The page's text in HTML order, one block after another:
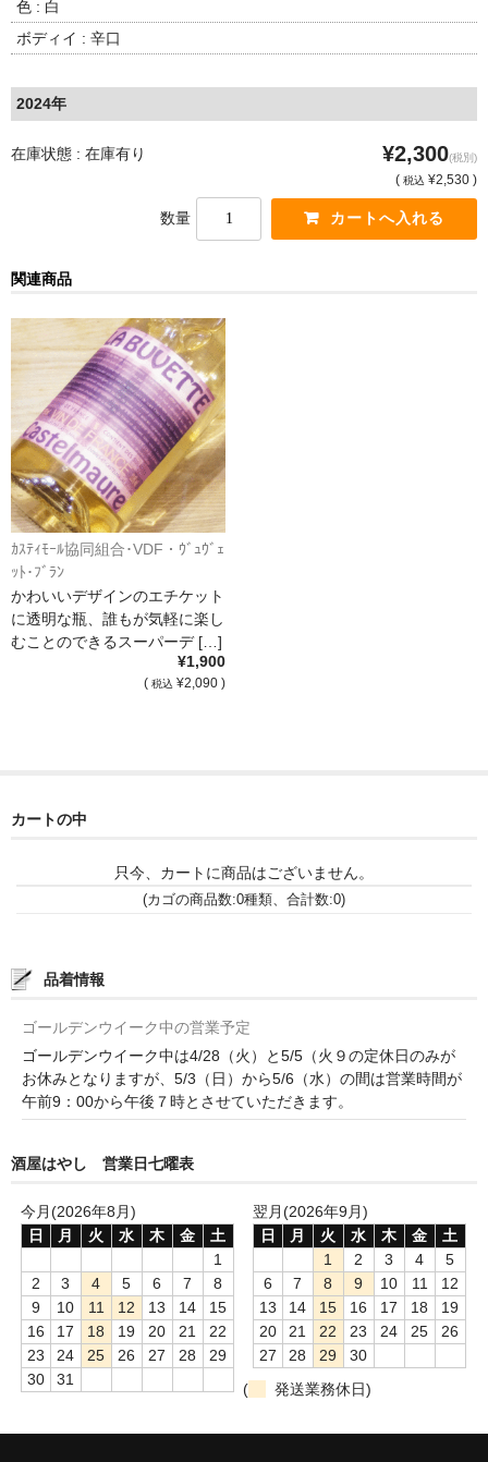
France Champagne /ﾌﾗﾝｽ・ｼｬﾝﾊﾟｰﾆｭ
France Bourgogone/ﾌﾗﾝｽ･ﾌﾞﾙｺﾞｰﾆｭ
Pattes Loup（ﾊﾟｯﾄ・ﾙｰ）
Roblet Monnot（ﾛﾌﾞﾚ･ﾓﾉ）
France Cotes du Rhone /ﾌﾗﾝｽ･ｺｰﾄ･ﾃﾞｭ･ﾛｰﾇ
Les Vignerons d’Estezargues（ｴｽﾃｻﾞﾙｸﾞ協同組合）
Les Champs Libres（ﾚ･ｼｬﾝ･ﾘｰﾌﾞﾙ）
France Languedoc Roussillon / ﾗﾝｸﾞ･ﾄﾞｯｸ･ﾙｰｼｮﾝ
Mas Bres（ﾏｽ･ﾌﾞﾚｽ）
France Loire/ﾌﾗﾝｽ・ﾛﾜｰﾙ
和-リキュール
ひやおろし
たまり
キッコウトミ
南蔵商店
色 : 白
ボディイ : 辛口
2024年
在庫状態 : 在庫有り ¥2,300(税別)
( 税込 ¥2,530 )
数量
関連商品
ｶｽﾃｨﾓｰﾙ協同組合･VDF・ｳﾞｭｳﾞｪ
ｯﾄ･ﾌﾞﾗﾝ
かわいいデザインのエチケット
に透明な瓶、誰もが気軽に楽し
むことのできるスーパーデ […]
¥1,900
( 税込 ¥2,090 )
カートの中
只今、カートに商品はございません。
(カゴの商品数:0種類、合計数:0)
品着情報
ゴールデンウイーク中の営業予定
ゴールデンウイーク中は4/28（火）と5/5（火９の定休日のみが
お休みとなりますが、5/3（日）から5/6（水）の間は営業時間が
午前9：00から午後７時とさせていただきます。
酒屋はやし 営業日七曜表
今月(2026年8月)
日
月 火 水 木 金
土
1
2
3 4 5 6 7
8
9
10 11 12 13 14
15
16
17 18 19 20 21
22
23
24 25 26 27 28
29
30
31
翌月(2026年9月)
日
月 火 水 木 金
土
1
2 3 4
5
6
7 8 9 10 11
12
13
14 15 16 17 18
19
20
21 22 23 24 25
26
27
28 29
30
(
発送業務休日)